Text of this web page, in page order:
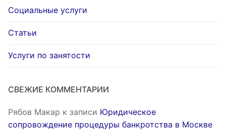
Социальные услуги
Статьи
Услуги по занятости
СВЕЖИЕ КОММЕНТАРИИ
Рябов Макар к записи Юридическое
сопровождение процедуры банкротства в Москве